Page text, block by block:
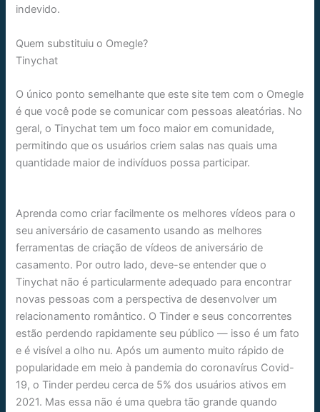
indevido.
Quem substituiu o Omegle?
Tinychat
O único ponto semelhante que este site tem com o Omegle
é que você pode se comunicar com pessoas aleatórias. No
geral, o Tinychat tem um foco maior em comunidade,
permitindo que os usuários criem salas nas quais uma
quantidade maior de indivíduos possa participar.
Aprenda como criar facilmente os melhores vídeos para o
seu aniversário de casamento usando as melhores
ferramentas de criação de vídeos de aniversário de
casamento. Por outro lado, deve-se entender que o
Tinychat não é particularmente adequado para encontrar
novas pessoas com a perspectiva de desenvolver um
relacionamento romântico. O Tinder e seus concorrentes
estão perdendo rapidamente seu público — isso é um fato
e é visível a olho nu. Após um aumento muito rápido de
popularidade em meio à pandemia do coronavírus Covid-
19, o Tinder perdeu cerca de 5% dos usuários ativos em
2021. Mas essa não é uma quebra tão grande quando